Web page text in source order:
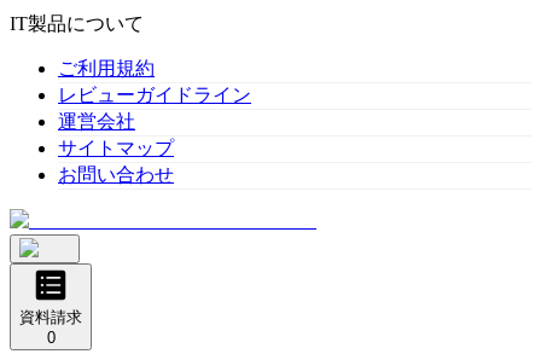
IT製品について
ご利用規約
レビューガイドライン
運営会社
サイトマップ
お問い合わせ
資料請求
0